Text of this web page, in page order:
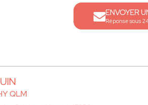
ENVOYER
Réponse sous
QLM